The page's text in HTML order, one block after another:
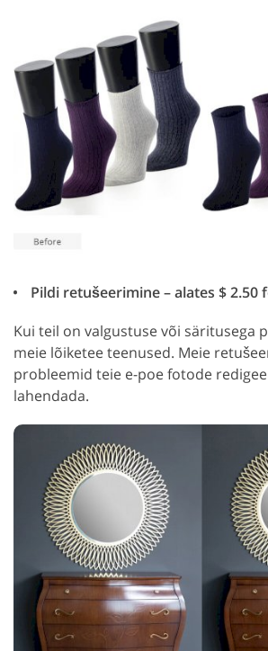
Pildi retušeerimine – alates $ 2.50
Kui teil on valgustuse või säritusega
meie lõiketee teenused. Meie
probleemid teie e-poe fotode
lahendada.